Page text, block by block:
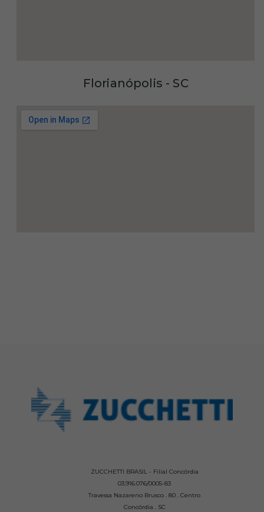
Florianópolis - SC
ZUCCHETTI BRASIL - Filial Concórdia
03.916.076/0005-83
Travessa Nazareno Brusco . 80 . Centro
Concórdia . SC